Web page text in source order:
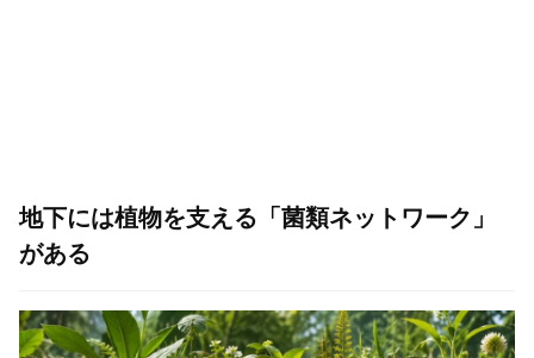
地下には植物を支える「菌類ネットワーク」
がある